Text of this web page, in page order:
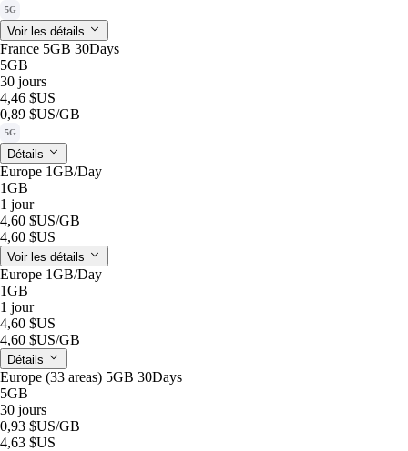
5G
Voir les détails
France 5GB 30Days
5GB
30 jours
4,46 $US
0,89 $US/GB
5G
Détails
Europe 1GB/Day
1GB
1 jour
4,60 $US/GB
4,60 $US
Voir les détails
Europe 1GB/Day
1GB
1 jour
4,60 $US
4,60 $US/GB
Détails
Europe (33 areas) 5GB 30Days
5GB
30 jours
0,93 $US/GB
4,63 $US